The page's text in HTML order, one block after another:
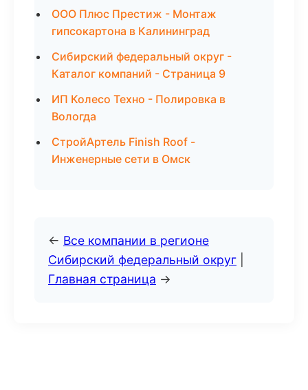
ООО Плюс Престиж - Монтаж
гипсокартона в Калининград
Сибирский федеральный округ -
Каталог компаний - Страница 9
ИП Колесо Техно - Полировка в
Вологда
СтройАртель Finish Roof -
Инженерные сети в Омск
← Все компании в регионе
Сибирский федеральный округ
Главная страница →